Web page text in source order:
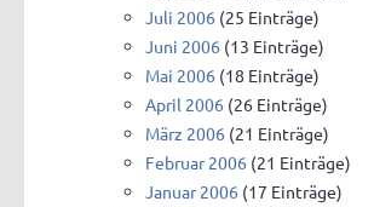
Juli 2006 (25 Einträge)
Juni 2006 (13 Einträge)
Mai 2006 (18 Einträge)
April 2006 (26 Einträge)
März 2006 (21 Einträge)
Februar 2006 (21 Einträge)
Januar 2006 (17 Einträge)